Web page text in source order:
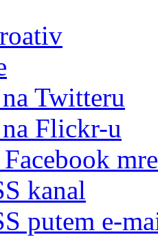
Twitteru
Flickr-u
kanal
putem e-